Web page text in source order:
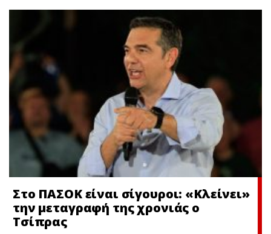
Στο ΠΑΣΟΚ είναι σίγουροι: «Κλείνει»
την μεταγραφή της χρονιάς ο
Τσίπρας